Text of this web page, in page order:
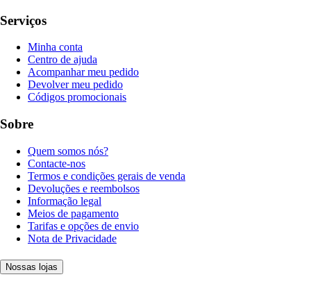
Serviços
Minha conta
Centro de ajuda
Acompanhar meu pedido
Devolver meu pedido
Códigos promocionais
Sobre
Quem somos nós?
Contacte-nos
Termos e condições gerais de venda
Devoluções e reembolsos
Informação legal
Meios de pagamento
Tarifas e opções de envio
Nota de Privacidade
Nossas lojas